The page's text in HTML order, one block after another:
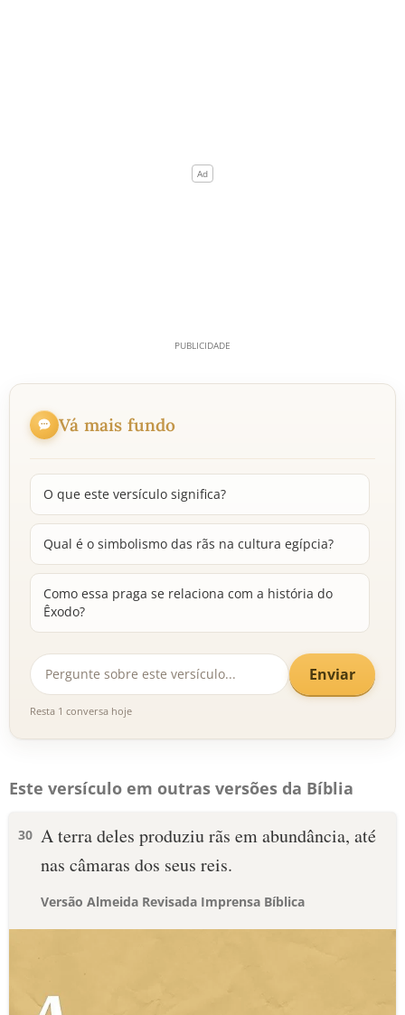
Vá mais fundo
O que este versículo significa?
Qual é o simbolismo das rãs na cultura egípcia?
Como essa praga se relaciona com a história do
Êxodo?
Enviar
Resta 1 conversa hoje
Este versículo em outras versões da Bíblia
30 A terra deles produziu rãs em abundância, até
nas câmaras dos seus reis.
Versão Almeida Revisada Imprensa Bíblica